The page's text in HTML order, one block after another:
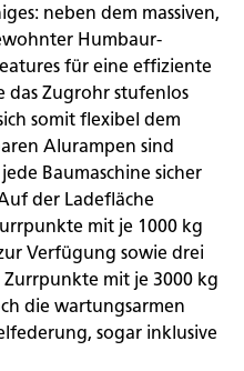
neben dem massiven,
Humbaur-
für eine effiziente
das Zugrohr stufenlos
somit flexibel dem
Alurampen sind
Baumaschine sicher
der Ladefläche
mit je 1000 kg
Verfügung sowie drei
mit je 3000 kg
die wartungsarmen
sogar inklusive